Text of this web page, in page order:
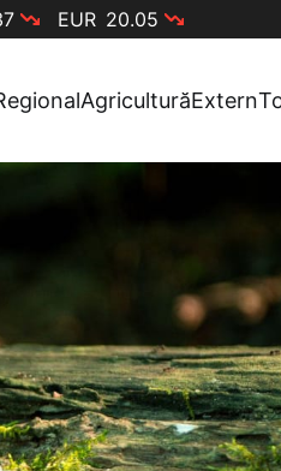
EUR 20.05
AgriculturăExtern